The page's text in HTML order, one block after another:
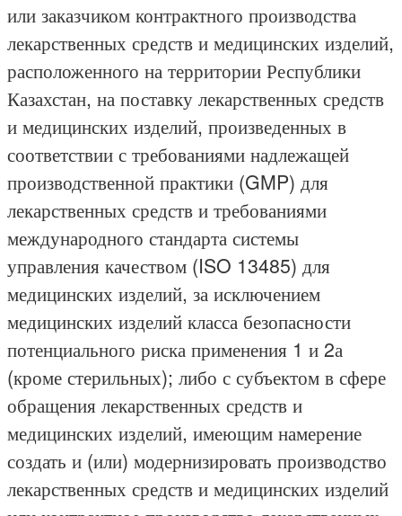
или заказчиком контрактного производства
лекарственных средств и медицинских изделий,
расположенного на территории Республики
Казахстан, на поставку лекарственных средств
и медицинских изделий, произведенных в
соответствии с требованиями надлежащей
производственной практики (GMP) для
лекарственных средств и требованиями
международного стандарта системы
управления качеством (ISO 13485) для
медицинских изделий, за исключением
медицинских изделий класса безопасности
потенциального риска применения 1 и 2а
(кроме стерильных); либо с субъектом в сфере
обращения лекарственных средств и
медицинских изделий, имеющим намерение
создать и (или) модернизировать производство
лекарственных средств и медицинских изделий